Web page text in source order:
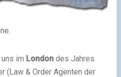
im Londondes Jahres
(Law & Order Agenten der